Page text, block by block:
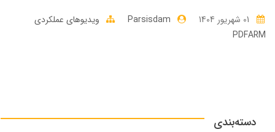
Parsisdam
ویدیوهای عملکردی
PDFARM
دسته‌بندی